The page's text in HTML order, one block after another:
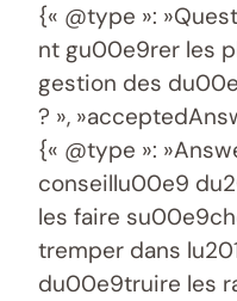
{« @type »:
nt gu00e9rer les
gestion des
? »,
{« @type »:
conseillu00e9
les faire
tremper dans
du00e9truire les